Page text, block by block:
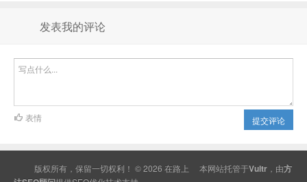
发表我的评论
提交评论
表情
版权所有，保留一切权利！ © 2026 在路上 本网站托管于Vultr ，由方